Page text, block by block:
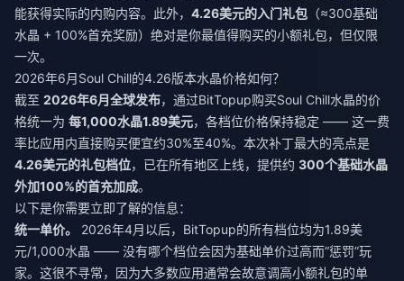
能获得实际的内购内容。此外， 4.26美元的入门礼包 （≈300基础
水晶 + 100%首充奖励）绝对是你最值得购买的小额礼包，但仅限
一次。
2026年6月Soul Chill的4.26版本水晶价格如何？
截至 2026年6月全球发布，通过BitTopup购买Soul Chill水晶的价
格统一为 每1,000水晶1.89美元，各档位价格保持稳定 —— 这一费
率比应用内直接购买便宜约30%至40%。本次补丁最大的亮点是
4.26美元的礼包档位，已在所有地区上线，提供约 300个基础水晶
外加100%的首充加成。
以下是你需要立即了解的信息：
统一单价。
2026年4月以后，BitTopup的所有档位均为1.89美
元/1,000水晶 —— 没有哪个档位会因为基础单价过高而“惩罚”玩
家。这很不寻常，因为大多数应用通常会故意调高小额礼包的单